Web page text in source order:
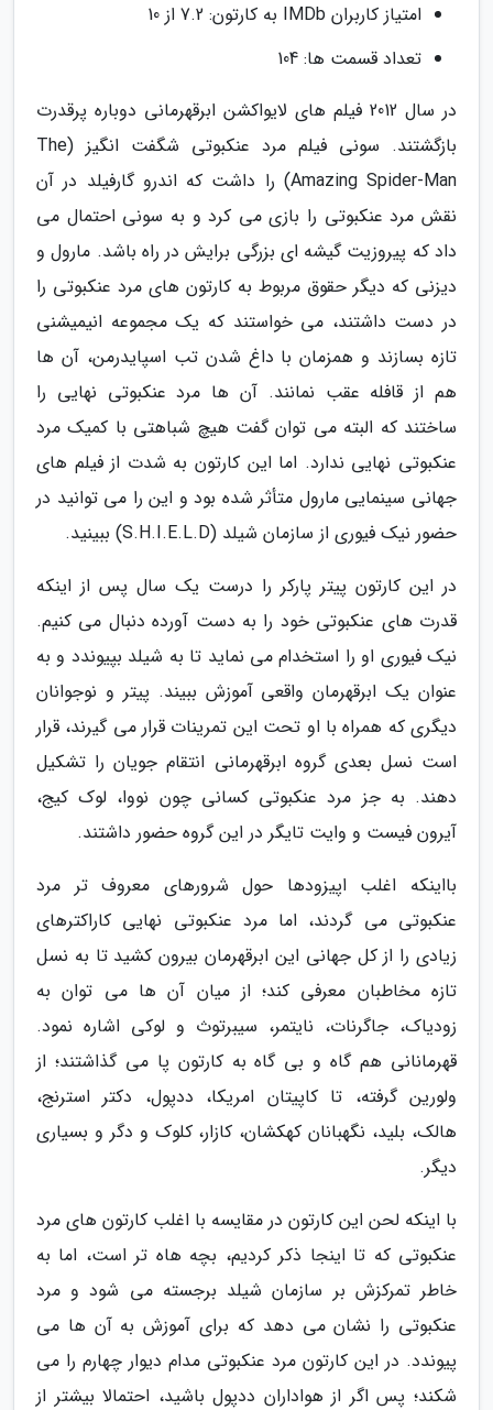
امتیاز کاربران IMDb به کارتون: 7.2 از 10
تعداد قسمت ها: 104
در سال 2012 فیلم های لایواکشن ابرقهرمانی دوباره پرقدرت
بازگشتند. سونی فیلم مرد عنکبوتی شگفت انگیز (The
Amazing Spider-Man) را داشت که اندرو گارفیلد در آن
نقش مرد عنکبوتی را بازی می کرد و به سونی احتمال می
داد که پیروزیت گیشه ای بزرگی برایش در راه باشد. مارول و
دیزنی که دیگر حقوق مربوط به کارتون های مرد عنکبوتی را
در دست داشتند، می خواستند که یک مجموعه انیمیشنی
تازه بسازند و همزمان با داغ شدن تب اسپایدرمن، آن ها
هم از قافله عقب نمانند. آن ها مرد عنکبوتی نهایی را
ساختند که البته می توان گفت هیچ شباهتی با کمیک مرد
عنکبوتی نهایی ندارد. اما این کارتون به شدت از فیلم های
جهانی سینمایی مارول متأثر شده بود و این را می توانید در
حضور نیک فیوری از سازمان شیلد (S.H.I.E.L.D) ببینید.
در این کارتون پیتر پارکر را درست یک سال پس از اینکه
قدرت های عنکبوتی خود را به دست آورده دنبال می کنیم.
نیک فیوری او را استخدام می نماید تا به شیلد بپیوندد و به
عنوان یک ابرقهرمان واقعی آموزش ببیند. پیتر و نوجوانان
دیگری که همراه با او تحت این تمرینات قرار می گیرند، قرار
است نسل بعدی گروه ابرقهرمانی انتقام جویان را تشکیل
دهند. به جز مرد عنکبوتی کسانی چون نووا، لوک کیج،
آیرون فیست و وایت تایگر در این گروه حضور داشتند.
بااینکه اغلب اپیزودها حول شرورهای معروف تر مرد
عنکبوتی می گردند، اما مرد عنکبوتی نهایی کاراکترهای
زیادی را از کل جهانی این ابرقهرمان بیرون کشید تا به نسل
تازه مخاطبان معرفی کند؛ از میان آن ها می توان به
زودیاک، جاگرنات، نایتمر، سیبرتوث و لوکی اشاره نمود.
قهرمانانی هم گاه و بی گاه به کارتون پا می گذاشتند؛ از
ولورین گرفته، تا کاپیتان امریکا، ددپول، دکتر استرنج،
هالک، بلید، نگهبانان کهکشان، کازار، کلوک و دگر و بسیاری
دیگر.
با اینکه لحن این کارتون در مقایسه با اغلب کارتون های مرد
عنکبوتی که تا اینجا ذکر کردیم، بچه هاه تر است، اما به
خاطر تمرکزش بر سازمان شیلد برجسته می شود و مرد
عنکبوتی را نشان می دهد که برای آموزش به آن ها می
پیوندد. در این کارتون مرد عنکبوتی مدام دیوار چهارم را می
شکند؛ پس اگر از هواداران ددپول باشید، احتمالا بیشتر از